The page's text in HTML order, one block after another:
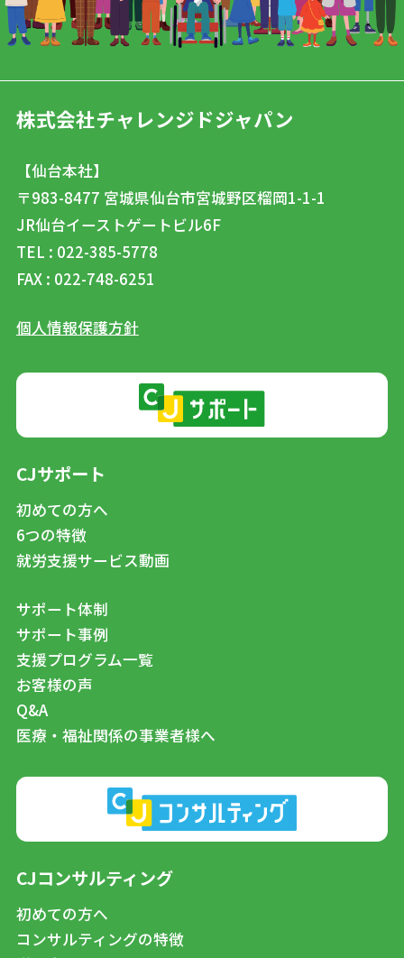
株式会社チャレンジドジャパン
【仙台本社】
〒983-8477 宮城県仙台市宮城野区榴岡1-1-1
JR仙台イーストゲートビル6F
TEL : 022-385-5778
FAX : 022-748-6251
個人情報保護方針
CJサポート
初めての方へ
6つの特徴
就労支援サービス動画
サポート体制
サポート事例
支援プログラム一覧
お客様の声
Q&A
医療・福祉関係の事業者様へ
CJコンサルティング
初めての方へ
コンサルティングの特徴